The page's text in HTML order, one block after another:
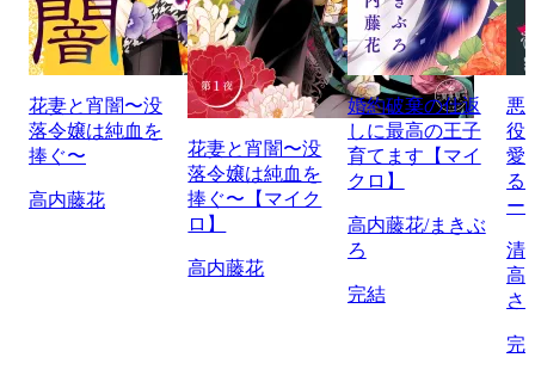
花妻と宵闇〜没
落令嬢は純血を
捧ぐ〜
高内藤花
花妻と宵闇〜没
落令嬢は純血を
捧ぐ〜【マイク
ロ】
高内藤花
婚約破棄の仕返
しに最高の王子
育てます【マイ
クロ】
高内藤花/まきぶ
ろ
完結
悪
役
愛
る
ー
清
高
さ
完